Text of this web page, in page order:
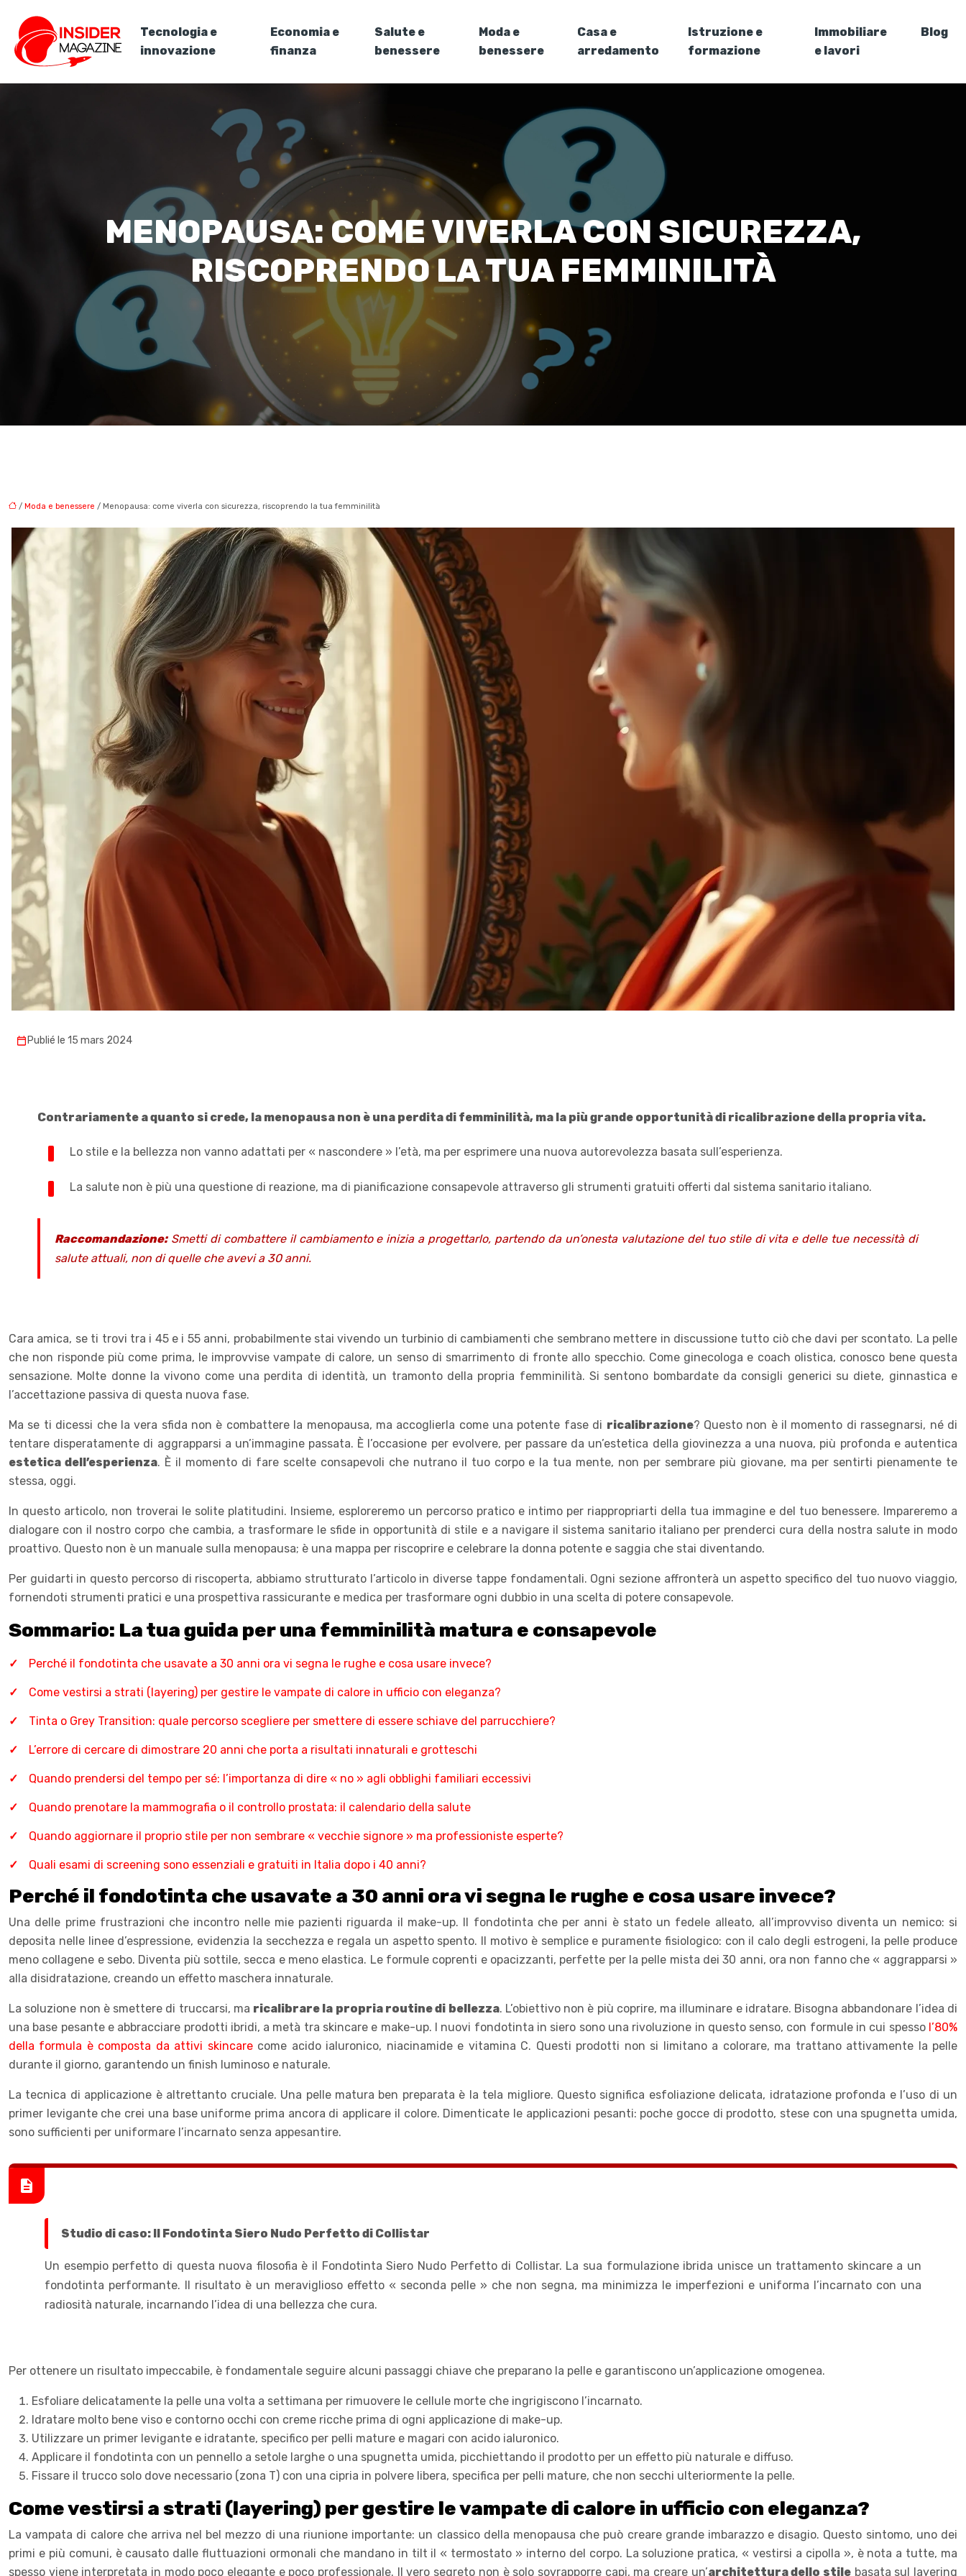
Tecnologia e
innovazione
Economia e
finanza
Salute e
benessere
Moda e
benessere
Casa e
arredamento
Istruzione e
formazione
Immobiliare
e lavori
Blog
MENOPAUSA: COME VIVERLA CON SICUREZZA,
RISCOPRENDO LA TUA FEMMINILITÀ
/ Moda e benessere / Menopausa: come viverla con sicurezza, riscoprendo la tua femminilità
Publié le 15 mars 2024
Contrariamente a quanto si crede, la menopausa non è una perdita di femminilità, ma la più grande opportunità di ricalibrazione della propria vita.
Lo stile e la bellezza non vanno adattati per « nascondere » l’età, ma per esprimere una nuova autorevolezza basata sull’esperienza.
La salute non è più una questione di reazione, ma di pianificazione consapevole attraverso gli strumenti gratuiti offerti dal sistema sanitario italiano.
Raccomandazione:Smetti di combattere il cambiamento e inizia a progettarlo, partendo da un’onesta valutazione del tuo stile di vita e delle tue necessità di
salute attuali, non di quelle che avevi a 30 anni.
Cara amica, se ti trovi tra i 45 e i 55 anni, probabilmente stai vivendo un turbinio di cambiamenti che sembrano mettere in discussione tutto ciò che davi per scontato. La pelle
che non risponde più come prima, le improvvise vampate di calore, un senso di smarrimento di fronte allo specchio. Come ginecologa e coach olistica, conosco bene questa
sensazione. Molte donne la vivono come una perdita di identità, un tramonto della propria femminilità. Si sentono bombardate da consigli generici su diete, ginnastica e
l’accettazione passiva di questa nuova fase.
Ma se ti dicessi che la vera sfida non è combattere la menopausa, ma accoglierla come una potente fase di ricalibrazione? Questo non è il momento di rassegnarsi, né di
tentare disperatamente di aggrapparsi a un’immagine passata. È l’occasione per evolvere, per passare da un’estetica della giovinezza a una nuova, più profonda e autentica
estetica dell’esperienza. È il momento di fare scelte consapevoli che nutrano il tuo corpo e la tua mente, non per sembrare più giovane, ma per sentirti pienamente te
stessa, oggi.
In questo articolo, non troverai le solite platitudini. Insieme, esploreremo un percorso pratico e intimo per riappropriarti della tua immagine e del tuo benessere. Impareremo a
dialogare con il nostro corpo che cambia, a trasformare le sfide in opportunità di stile e a navigare il sistema sanitario italiano per prenderci cura della nostra salute in modo
proattivo. Questo non è un manuale sulla menopausa; è una mappa per riscoprire e celebrare la donna potente e saggia che stai diventando.
Per guidarti in questo percorso di riscoperta, abbiamo strutturato l’articolo in diverse tappe fondamentali. Ogni sezione affronterà un aspetto specifico del tuo nuovo viaggio,
fornendoti strumenti pratici e una prospettiva rassicurante e medica per trasformare ogni dubbio in una scelta di potere consapevole.
Sommario: La tua guida per una femminilità matura e consapevole
Perché il fondotinta che usavate a 30 anni ora vi segna le rughe e cosa usare invece?
Come vestirsi a strati (layering) per gestire le vampate di calore in ufficio con eleganza?
Tinta o Grey Transition: quale percorso scegliere per smettere di essere schiave del parrucchiere?
L’errore di cercare di dimostrare 20 anni che porta a risultati innaturali e grotteschi
Quando prendersi del tempo per sé: l’importanza di dire « no » agli obblighi familiari eccessivi
Quando prenotare la mammografia o il controllo prostata: il calendario della salute
Quando aggiornare il proprio stile per non sembrare « vecchie signore » ma professioniste esperte?
Quali esami di screening sono essenziali e gratuiti in Italia dopo i 40 anni?
Perché il fondotinta che usavate a 30 anni ora vi segna le rughe e cosa usare invece?
Una delle prime frustrazioni che incontro nelle mie pazienti riguarda il make-up. Il fondotinta che per anni è stato un fedele alleato, all’improvviso diventa un nemico: si
deposita nelle linee d’espressione, evidenzia la secchezza e regala un aspetto spento. Il motivo è semplice e puramente fisiologico: con il calo degli estrogeni, la pelle produce
meno collagene e sebo. Diventa più sottile, secca e meno elastica. Le formule coprenti e opacizzanti, perfette per la pelle mista dei 30 anni, ora non fanno che « aggrapparsi »
alla disidratazione, creando un effetto maschera innaturale.
La soluzione non è smettere di truccarsi, ma ricalibrare la propria routine di bellezza. L’obiettivo non è più coprire, ma illuminare e idratare. Bisogna abbandonare l’idea di
una base pesante e abbracciare prodotti ibridi, a metà tra skincare e make-up. I nuovi fondotinta in siero sono una rivoluzione in questo senso, con formule in cui spesso l’80%
della formula è composta da attivi skincarecome acido ialuronico, niacinamide e vitamina C. Questi prodotti non si limitano a colorare, ma trattano attivamente la pelle
durante il giorno, garantendo un finish luminoso e naturale.
La tecnica di applicazione è altrettanto cruciale. Una pelle matura ben preparata è la tela migliore. Questo significa esfoliazione delicata, idratazione profonda e l’uso di un
primer levigante che crei una base uniforme prima ancora di applicare il colore. Dimenticate le applicazioni pesanti: poche gocce di prodotto, stese con una spugnetta umida,
sono sufficienti per uniformare l’incarnato senza appesantire.
Studio di caso: Il Fondotinta Siero Nudo Perfetto di Collistar
Un esempio perfetto di questa nuova filosofia è il Fondotinta Siero Nudo Perfetto di Collistar. La sua formulazione ibrida unisce un trattamento skincare a un
fondotinta performante. Il risultato è un meraviglioso effetto « seconda pelle » che non segna, ma minimizza le imperfezioni e uniforma l’incarnato con una
radiosità naturale, incarnando l’idea di una bellezza che cura.
Per ottenere un risultato impeccabile, è fondamentale seguire alcuni passaggi chiave che preparano la pelle e garantiscono un’applicazione omogenea.
Esfoliare delicatamente la pelle una volta a settimana per rimuovere le cellule morte che ingrigiscono l’incarnato.
Idratare molto bene viso e contorno occhi con creme ricche prima di ogni applicazione di make-up.
Utilizzare un primer levigante e idratante, specifico per pelli mature e magari con acido ialuronico.
Applicare il fondotinta con un pennello a setole larghe o una spugnetta umida, picchiettando il prodotto per un effetto più naturale e diffuso.
Fissare il trucco solo dove necessario (zona T) con una cipria in polvere libera, specifica per pelli mature, che non secchi ulteriormente la pelle.
Come vestirsi a strati (layering) per gestire le vampate di calore in ufficio con eleganza?
La vampata di calore che arriva nel bel mezzo di una riunione importante: un classico della menopausa che può creare grande imbarazzo e disagio. Questo sintomo, uno dei
primi e più comuni, è causato dalle fluttuazioni ormonali che mandano in tilt il « termostato » interno del corpo. La soluzione pratica, « vestirsi a cipolla », è nota a tutte, ma
spesso viene interpretata in modo poco elegante e poco professionale. Il vero segreto non è solo sovrapporre capi, ma creare un’architettura dello stilebasata sul layering